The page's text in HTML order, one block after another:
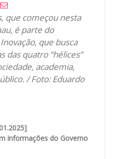
Email
que começou nesta
é parte do
que busca
das quatro “hélices”
academia,
/ Foto: Eduardo
informações do Governo